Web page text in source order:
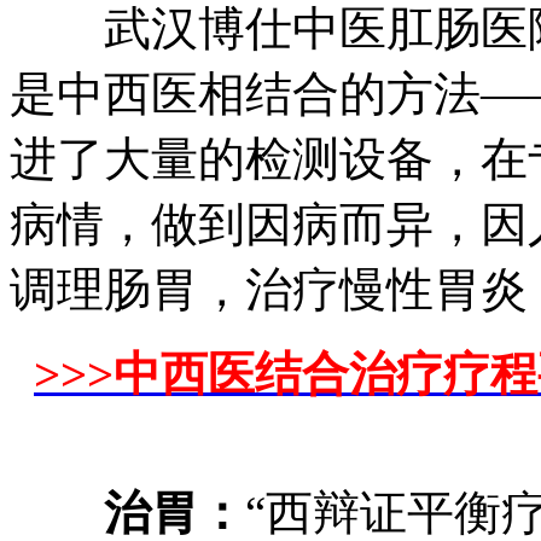
武汉博仕中医肛肠医
是中西医相结合的方法
进了大量的检测设备，
病情，做到因病而异，
调理肠胃，治疗慢性胃
>>>中西医结合治疗疗
治胃： “西辩证平衡